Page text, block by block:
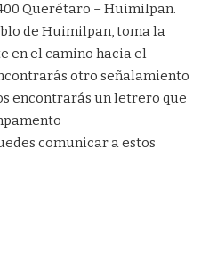
Querétaro – Huimilpan.
de Huimilpan, toma la
en el camino hacia el
otro señalamiento
encontrarás un letrero que
comunicar a estos